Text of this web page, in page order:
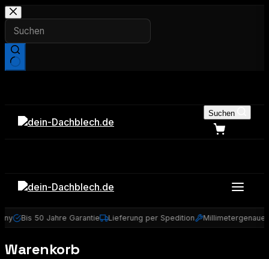
Zum
Inhalt
springen
Suchen
Bis 50 Jahre Garantie Lieferung per Spedition Millimetergenaue
Warenkorb